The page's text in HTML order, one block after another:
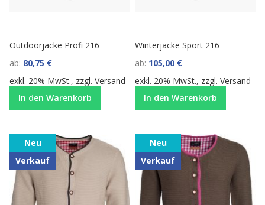
Outdoorjacke Profi 216
ab 80,75 €
exkl. 20% MwSt., zzgl.Versand
In den Warenkorb
Winterjacke Sport 216
ab 105,00 €
exkl. 20% MwSt., zzgl.Versand
In den Warenkorb
Neu
Verkauf
Neu
Verkauf